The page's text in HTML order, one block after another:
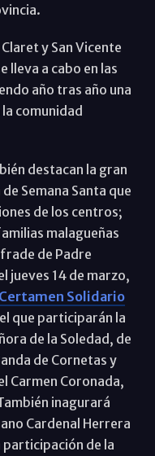
y San Vicente
lleva a cabo en las
año tras año una
comunidad
destacan la gran
Semana Santa que
de los centros;
malagueñas
de Padre
jueves 14 de marzo,
Certamen Solidario
que participarán la
de la Soledad, de
de Cornetas y
Carmen Coronada,
inagurará
Cardenal Herrera
participación de la